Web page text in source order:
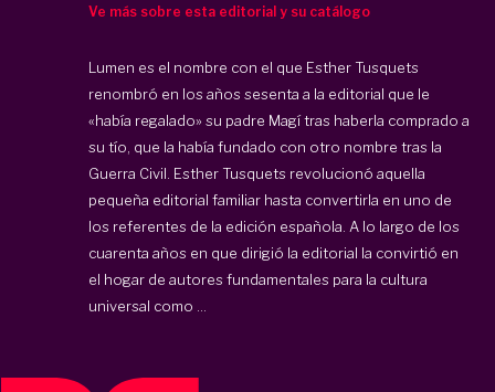
Ve más sobre esta editorial y su catálogo
Lumen es el nombre con el que Esther Tusquets
renombró en los años sesenta a la editorial que le
«había regalado» su padre Magí tras haberla comprado a
su tío, que la había fundado con otro nombre tras la
Guerra Civil. Esther Tusquets revolucionó aquella
pequeña editorial familiar hasta convertirla en uno de
los referentes de la edición española. A lo largo de los
cuarenta años en que dirigió la editorial la convirtió en
el hogar de autores fundamentales para la cultura
universal como ...